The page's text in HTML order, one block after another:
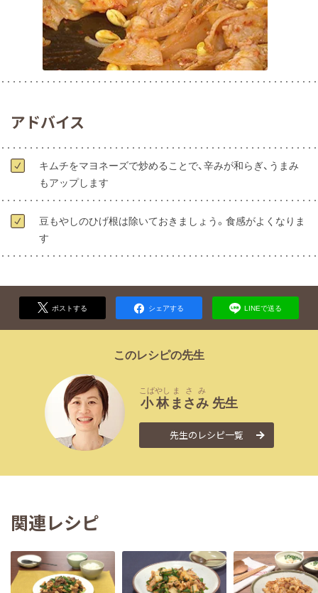
アドバイス
キムチをマヨネーズで炒めることで、辛みが和らぎ、うまみ
もアップします
豆もやしのひげ根は除いておきましょう。食感がよくなりま
す
ポストする シェアする LINEで送る
このレシピの先生
小林
こばやし
まさみ
まさみ
先生
先生のレシピ一覧
関連レシピ